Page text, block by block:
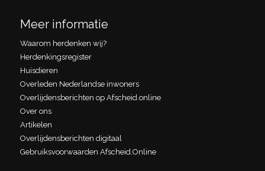
Meer informatie
Waarom herdenken wij?
Herdenkingsregister
Huisdieren
Overleden Nederlandse inwoners
Overlijdensberichten op Afscheid.online
Over ons
Artikelen
Overlijdensberichten digitaal
Gebruiksvoorwaarden Afscheid.Online